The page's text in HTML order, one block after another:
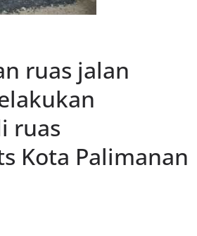
ruas jalan
ruas
Kota Palimanan